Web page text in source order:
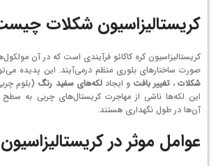
کریستالیزاسیون شکلات
کریستالیزاسیون کره کاکائو فرآیندی است که در آن
صورت ساختارهای بلوری منظم درمی‌آیند. این پدیده
شکلات،تغییر بافتو ایجادلکه‌های سفید رنگ (بلوم
این لکه‌ها ناشی از مهاجرت کریستال‌های چربی به
آن‌ها در طول نگهداری هستند.
عوامل موثر در